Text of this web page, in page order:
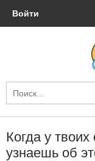
Войти
Когда у
узнаешь об